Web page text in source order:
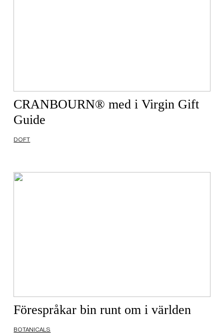
CRANBOURN® med i Virgin Gift
Guide
DOFT
Förespråkar bin runt om i världen
BOTANICALS